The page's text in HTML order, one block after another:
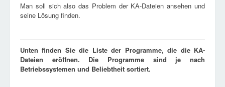
Man soll sich also das Problem der KA-Dateien ansehen und
seine Lösung finden.
Unten finden Sie die Liste der Programme, die die KA-
Dateien eröffnen. Die Programme sind je nach
Betriebssystemen und Beliebtheit sortiert.